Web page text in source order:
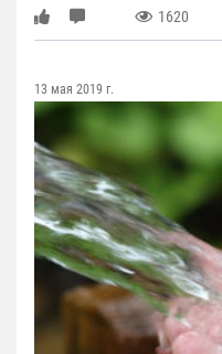
1620
13 мая 2019 г.